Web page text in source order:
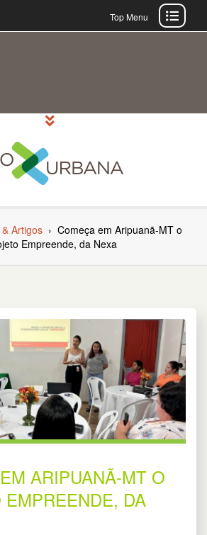
Top Menu
Artigos › Começa em Aripuanã-MT o
Empreende, da Nexa
ARIPUANÃ-MT O
EMPREENDE, DA